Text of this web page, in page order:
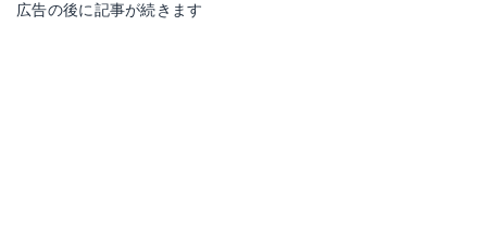
広告の後に記事が続きます